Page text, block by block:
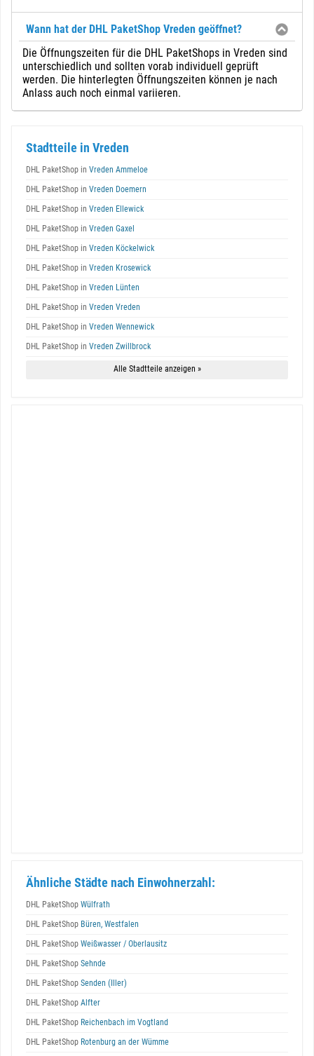
Wann hat der DHL PaketShop Vreden geöffnet?
Die Öffnungszeiten für die DHL PaketShops in Vreden sind
unterschiedlich und sollten vorab individuell geprüft
werden. Die hinterlegten Öffnungszeiten können je nach
Anlass auch noch einmal variieren.
Stadtteile in Vreden
DHL PaketShop in Vreden Ammeloe
DHL PaketShop in Vreden Doemern
DHL PaketShop in Vreden Ellewick
DHL PaketShop in Vreden Gaxel
DHL PaketShop in Vreden Köckelwick
DHL PaketShop in Vreden Krosewick
DHL PaketShop in Vreden Lünten
DHL PaketShop in Vreden Vreden
DHL PaketShop in Vreden Wennewick
DHL PaketShop in Vreden Zwillbrock
Alle Stadtteile anzeigen »
Ähnliche Städte nach Einwohnerzahl:
DHL PaketShop Wülfrath
DHL PaketShop Büren, Westfalen
DHL PaketShop Weißwasser / Oberlausitz
DHL PaketShop Sehnde
DHL PaketShop Senden (Iller)
DHL PaketShop Alfter
DHL PaketShop Reichenbach im Vogtland
DHL PaketShop Rotenburg an der Wümme